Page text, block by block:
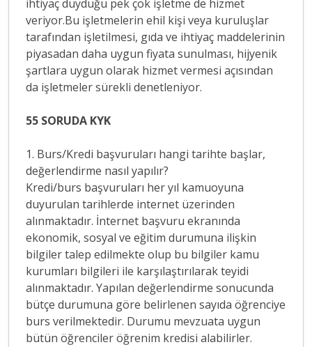
ihtiyaç duyduğu pek çok işletme de hizmet
veriyor.Bu işletmelerin ehil kişi veya kuruluşlar
tarafından işletilmesi, gıda ve ihtiyaç maddelerinin
piyasadan daha uygun fiyata sunulması, hijyenik
şartlara uygun olarak hizmet vermesi açısından
da işletmeler sürekli denetleniyor.
55 SORUDA KYK
1. Burs/Kredi başvuruları hangi tarihte başlar,
değerlendirme nasıl yapılır?
Kredi/burs başvuruları her yıl kamuoyuna
duyurulan tarihlerde internet üzerinden
alınmaktadır. İnternet başvuru ekranında
ekonomik, sosyal ve eğitim durumuna ilişkin
bilgiler talep edilmekte olup bu bilgiler kamu
kurumları bilgileri ile karşılaştırılarak teyidi
alınmaktadır. Yapılan değerlendirme sonucunda
bütçe durumuna göre belirlenen sayıda öğrenciye
burs verilmektedir. Durumu mevzuata uygun
bütün öğrenciler öğrenim kredisi alabilirler.